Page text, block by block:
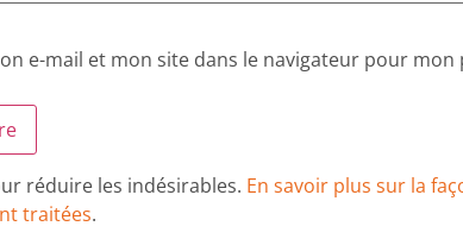
e-mail et mon site dans le navigateur pour mon
réduire les indésirables. En savoir plus sur la
traitées.